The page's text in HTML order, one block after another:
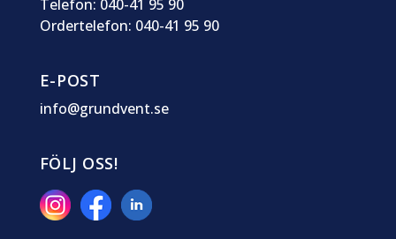
Telefon: 040-41 95 90
Ordertelefon: 040-41 95 90
E-POST
info@grundvent.se
FÖLJ OSS!